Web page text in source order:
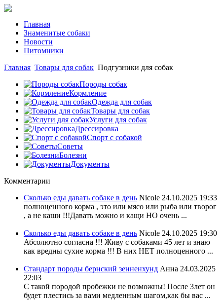
Главная
Знаменитые собаки
Новости
Питомники
Главная Товары для собак Подгузники для собак
Породы собак
Кормление
Одежда для собак
Товары для собак
Услуги для собак
Дрессировка
Спорт с собакой
Советы
Болезни
Документы
Комментарии
Сколько еды давать собаке в день Nicole 24.10.2025 19:33
полноценного корма , это или мясо или рыба или творог
, а не каши !!!Давать можно и кащи НО очень ...
Сколько еды давать собаке в день Nicole 24.10.2025 19:30
Абсолютно согласна !!! Живу с собаками 45 лет и знаю
как вредны сухие корма !!! В них НЕТ полноценного ...
Стандарт породы бернский зенненхунд Анна 24.03.2025
22:03
С такой породой пробежки не возможны! После 3лет он
будет плестись за вами медленным шагом,как бы вас ...